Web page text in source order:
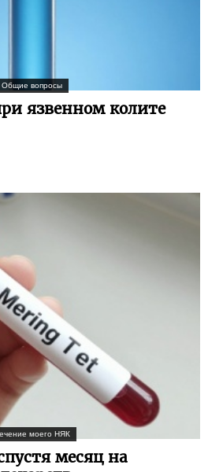
Общие вопросы
язвенном колите
моего НЯК
месяц на